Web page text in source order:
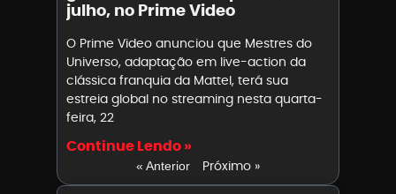
julho, no Prime Video
O Prime Video anunciou que Mestres do
Universo, adaptação em live-action da
clássica franquia da Mattel, terá sua
estreia global no streaming nesta quarta-
feira, 22
Continue Lendo »
« Anterior Próximo »